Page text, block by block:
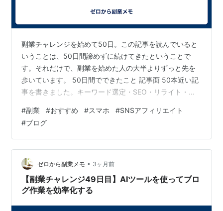
副業チャレンジを始めて50日。この記事を読んでいると
いうことは、50日間諦めずに続けてきたということで
す。それだけで、副業を始めた人の大半よりずっと先を
歩いています。 50日間でできたこと 記事面 50本近い記
事を書きました。キーワード選定・SEO・リライト・内
うテクニックを一通り実践しました。 環境面 Googleア
ナリティクス・サーチコンソール・A8.net提携申請・Xで
の発信・LINE公式アカウント・免責事項——収益化のた
めの環境がすべて整いました。 マインド面 「最初の3ヶ
月はゼロ収入が正常」という現実を理解した上で、焦ら
ず続けられてい…
#副業 #おすすめ #スマホ #SNSアフィリエイト
#ブログ
ゼロから副業メモ • 3ヶ月前
【副業チャレンジ49日目】AIツールを使ってブロ
グ作業を効率化する